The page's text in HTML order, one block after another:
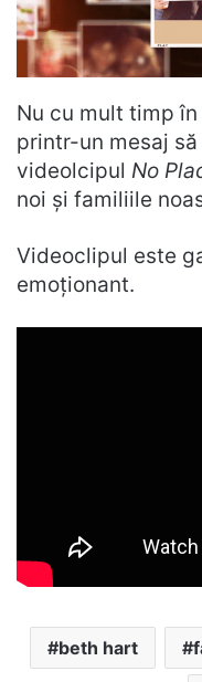
Nu cu mult timp în
printr-un mesaj
videolcipul No
noi și familiile
Videoclipul este
emoționant.
beth hart